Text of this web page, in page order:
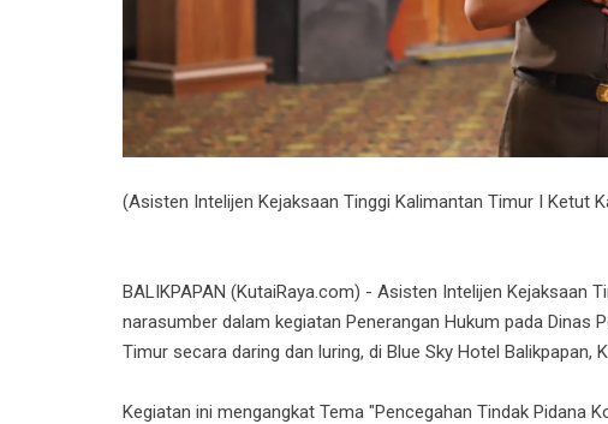
(Asisten Intelijen Kejaksaan Tinggi Kalimantan Timur I Ketut
BALIKPAPAN (KutaiRaya.com) - Asisten Intelijen Kejaksaan
narasumber dalam kegiatan Penerangan Hukum pada Dinas
Timur secara daring dan luring, di Blue Sky Hotel Balikpapan,
Kegiatan ini mengangkat Tema "Pencegahan Tindak Pidana